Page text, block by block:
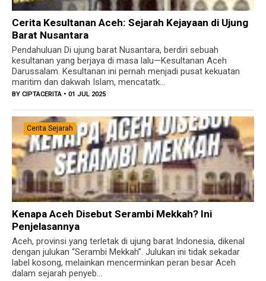
Cerita Kesultanan Aceh: Sejarah Kejayaan di Ujung
Barat Nusantara
Pendahuluan Di ujung barat Nusantara, berdiri sebuah
kesultanan yang berjaya di masa lalu—Kesultanan Aceh
Darussalam. Kesultanan ini pernah menjadi pusat kekuatan
maritim dan dakwah Islam, mencatatk...
BY CIPTACERITA • 01 JUL 2025
Cerita Sejarah
Kenapa Aceh Disebut Serambi Mekkah? Ini
Penjelasannya
Aceh, provinsi yang terletak di ujung barat Indonesia, dikenal
dengan julukan “Serambi Mekkah”. Julukan ini tidak sekadar
label kosong, melainkan mencerminkan peran besar Aceh
dalam sejarah penyeb...